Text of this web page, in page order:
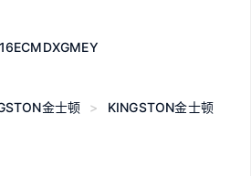
金士顿 > KINGSTON金士顿